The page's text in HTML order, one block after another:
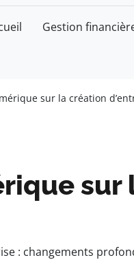
Gestion
sur la création
: changements